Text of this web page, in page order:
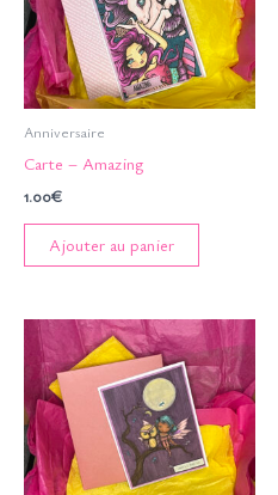
Anniversaire
Carte – Amazing
1.00€
Ajouter au panier